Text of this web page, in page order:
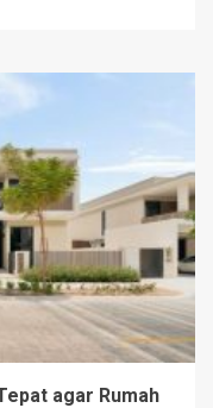
agar Rumah